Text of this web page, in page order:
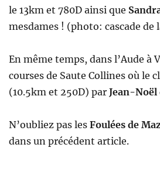
le 13km et 780D ainsi que
mesdames ! (photo: cascade de
En même temps, dans l’Aude à
courses de Saute Collines où le
(10.5km et 250D) par Jean-Noël
N’oubliez pas les Foulées de
dans un précédent article.